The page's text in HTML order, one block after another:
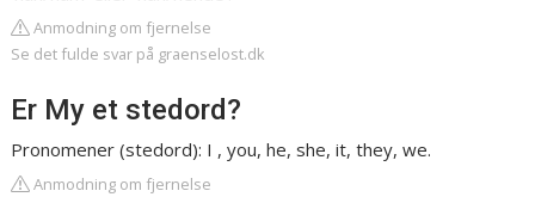
Anmodning om fjernelse
Se det fulde svar på graenselost.dk
Er My et stedord?
Pronomener (stedord): I , you, he, she, it, they, we.
Anmodning om fjernelse